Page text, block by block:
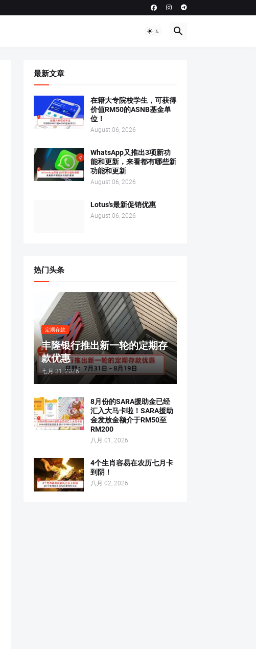
最新文章
在籍大专院校学生，可获得
价值RM50的ASNB基金单
位！
August 06, 2026
WhatsApp又推出3项新功
能和更新，来看都有哪些新
功能和更新
August 06, 2026
Lotus's最新促销优惠
August 06, 2026
热门头条
定期存款
丰隆银行推出新一轮的定期存
款优惠
七月 31, 2026
8月份的SARA援助金已经
汇入大马卡啦！SARA援助
金发放金额介于RM50至
RM200
八月 01, 2026
4个生肖容易在农历七月卡
到阴！
八月 02, 2026